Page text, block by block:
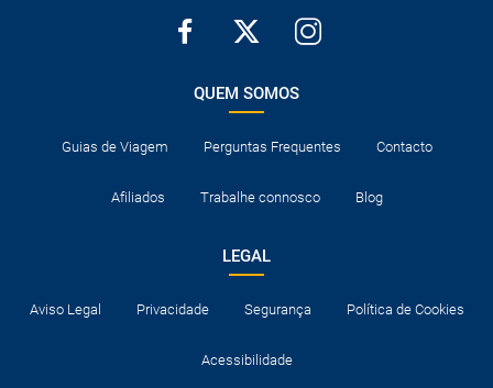
QUEM SOMOS
Guias de Viagem Perguntas Frequentes Contacto
Afiliados Trabalhe connosco Blog
LEGAL
Aviso Legal Privacidade Segurança Política de Cookies
Acessibilidade